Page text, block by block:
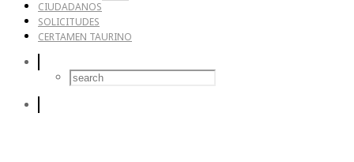
CIUDADANOS
SOLICITUDES
CERTAMEN TAURINO